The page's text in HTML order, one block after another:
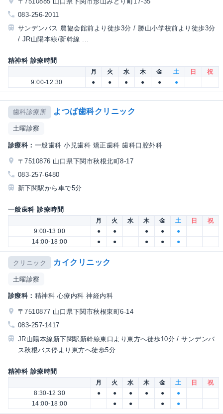
083-256-2011
サンデンバス 農協会館前より徒歩3分 / 勝山小学校前より徒歩3分
/ JR山陽本線/新幹線 ...
精神科 診療時間
月 火 水 木 金 土 日
祝
9:00-12:30
● ● ● ● ● ●
歯科診療所 よつば歯科クリニック
土曜診察
診療科： 一般歯科 小児歯科 矯正歯科 歯科口腔外科
〒7510876 山口県下関市秋根北町8-17
083-257-6480
新下関駅から車で5分
一般歯科 診療時間
月 火 水 木 金 土 日
祝
9:00-13:00
● ● ● ●
●
14:00-18:00
● ● ● ● ●
クリニック カイクリニック
土曜診察
診療科： 精神科 心療内科 神経内科
〒7510877 山口県下関市秋根東町6-14
083-257-1417
JR山陽本線新下関駅新幹線東口より東方へ徒歩10分 / サンデンバ
ス秋根バス停より東方へ徒歩5分
精神科 診療時間
月 火 水 木 金 土 日
祝
8:30-12:30
● ● ● ● ●
●
14:00-18:00
● ● ● ●